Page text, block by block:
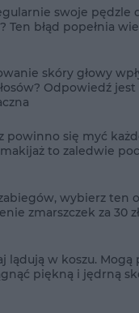
swoje pędzle
Ten błąd popełnia
skóry głowy
Odpowiedź jest
powinno się myć
to zaledwie
wybierz ten
zmarszczek za 30 zł
lądują w koszu. Mogą
piękną i jędrną